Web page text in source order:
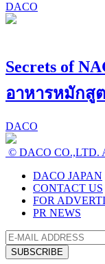
DACO
Secrets of
อาหารหมักสู
DACO
© DACO CO.,LTD.
DACO JAPAN
CONTACT US
FOR
PR NEWS